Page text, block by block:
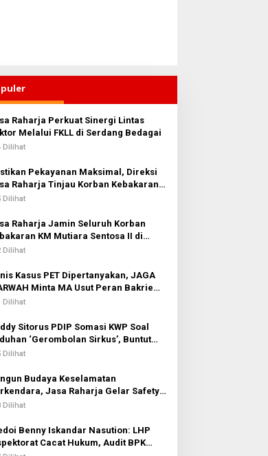
Bebas
Kota
SP3 Catin
Di Balik Laba Bersih Rp10,4
Telkomsel Nugroho Terkait
Dugaan Kasus Notifikasi
Raharja Perkuat Sinergi Lintas
Melalui FKLL di Serdang Bedagai
Dilihat
Pekayanan Maksimal, Direksi
Raharja Tinjau Korban Kebakaran
Mutiara Sentosa II
Dilihat
Raharja Jamin Seluruh Korban
KM Mutiara Sentosa II di
Sumenep
Dilihat
Kasus PET Dipertanyakan, JAGA
Minta MA Usut Peran Bakrie
Dilihat
Sitorus PDIP Somasi KWP Soal
‘Gerombolan Sirkus’, Buntut
Komisi II Dipimpin Sufmi Dasco
Dilihat
Budaya Keselamatan
Jasa Raharja Gelar Safety
di PT Pasifik Medan Industri
Dilihat
Benny Iskandar Nasution: LHP
Cacat Hukum, Audit BPK